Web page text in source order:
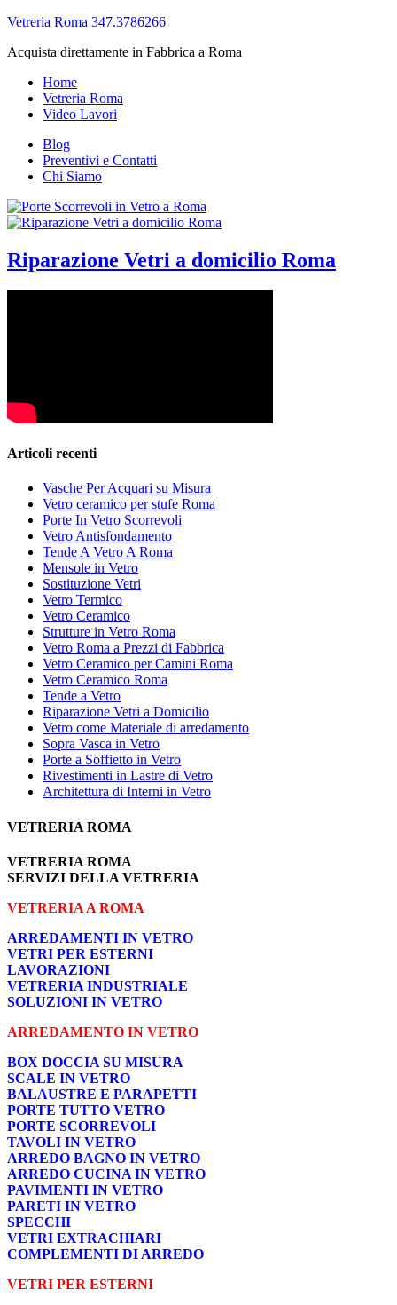
Vetreria Roma 347.3786266
Acquista direttamente in Fabbrica a Roma
Home
Vetreria Roma
Video Lavori
Blog
Preventivi e Contatti
Chi Siamo
Riparazione Vetri a domicilio Roma
Articoli recenti
Vasche Per Acquari su Misura
Vetro ceramico per stufe Roma
Porte In Vetro Scorrevoli
Vetro Antisfondamento
Tende A Vetro A Roma
Mensole in Vetro
Sostituzione Vetri
Vetro Termico
Vetro Ceramico
Strutture in Vetro Roma
Vetro Roma a Prezzi di Fabbrica
Vetro Ceramico per Camini Roma
Vetro Ceramico Roma
Tende a Vetro
Riparazione Vetri a Domicilio
Vetro come Materiale di arredamento
Sopra Vasca in Vetro
Porte a Soffietto in Vetro
Rivestimenti in Lastre di Vetro
Architettura di Interni in Vetro
VETRERIA ROMA
VETRERIA ROMA
SERVIZI DELLA VETRERIA
VETRERIA A ROMA
ARREDAMENTI IN VETRO
VETRI PER ESTERNI
LAVORAZIONI
VETRERIA INDUSTRIALE
SOLUZIONI IN VETRO
ARREDAMENTO IN VETRO
BOX DOCCIA SU MISURA
SCALE IN VETRO
BALAUSTRE E PARAPETTI
PORTE TUTTO VETRO
PORTE SCORREVOLI
TAVOLI IN VETRO
ARREDO BAGNO IN VETRO
ARREDO CUCINA IN VETRO
PAVIMENTI IN VETRO
PARETI IN VETRO
SPECCHI
VETRI EXTRACHIARI
COMPLEMENTI DI ARREDO
VETRI PER ESTERNI